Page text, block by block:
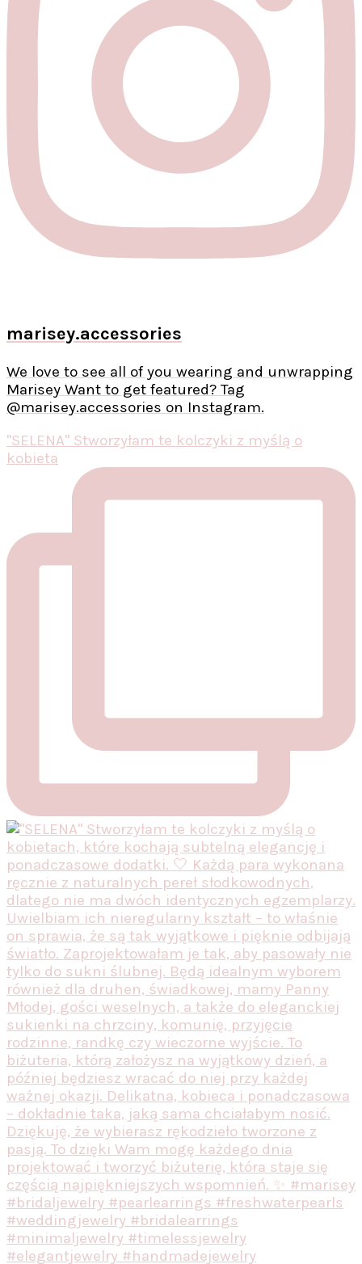
marisey.accessories
We love to see all of you wearing and unwrapping
Marisey Want to get featured? Tag
@marisey.accessories on Instagram.
"SELENA" Stworzyłam te kolczyki z myślą o
kobieta